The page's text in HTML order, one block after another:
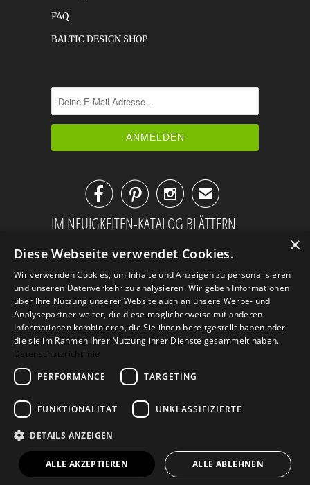
FAQ
BALTIC DESIGN SHOP
✉
IM NEUIGKEITEN-KATALOG BLÄTTERN
Kontakt
© 2026Design Geschenke . Design Geschenke Shop
×
Diese Webseite verwendet Cookies.
Wir verwenden Cookies, um Inhalte und Anzeigen zu personalisieren
und unseren Datenverkehr zu analysieren. Wir geben Informationen
über Ihre Nutzung unserer Website auch an unsere Werbe- und
Analysepartner weiter, die diese möglicherweise mit anderen
Informationen kombinieren, die Sie ihnen bereitgestellt haben oder
die sie im Rahmen Ihrer Nutzung ihrer Dienste gesammelt haben.
Datenschutzrichtlinie
PERFORMANCE
TARGETING
FUNKTIONALITÄT UNKLASSIFIZIERTE
DETAILS ANZEIGEN
ALLE AKZEPTIEREN ALLE ABLEHNEN